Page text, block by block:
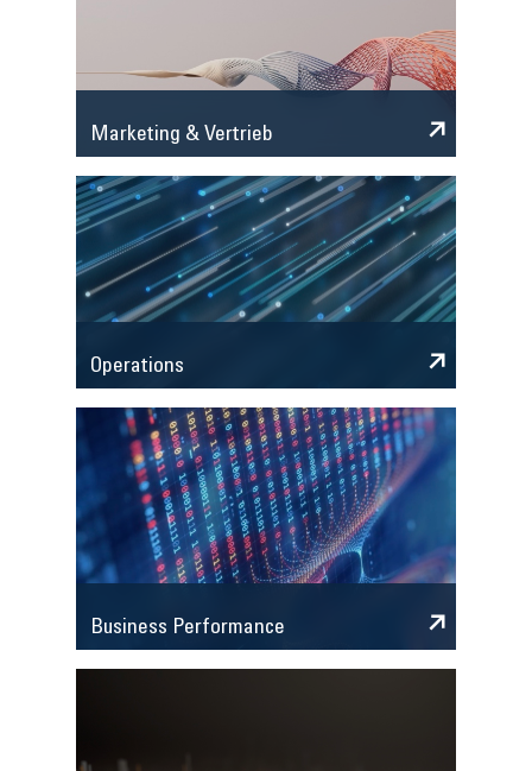
Marketing & Vertrieb
Operations
Business Performance